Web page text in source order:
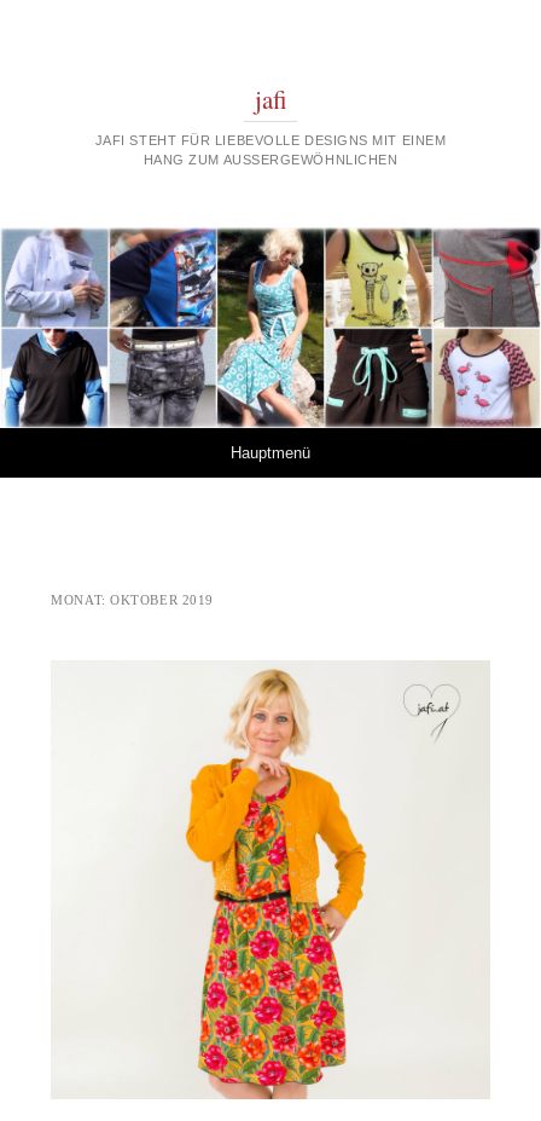
jafi
JAFI STEHT FÜR LIEBEVOLLE DESIGNS MIT EINEM
HANG ZUM AUSSERGEWÖHNLICHEN
Hauptmenü
MONAT:OKTOBER 2019